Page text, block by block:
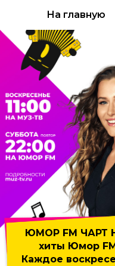
На главную
ЮМОР FM ЧАРТ
хиты Юмор
Каждое